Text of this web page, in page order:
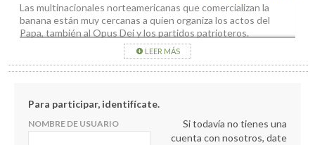
Las multinacionales norteamericanas que comercializan la
banana están muy cercanas a quien organiza los actos del
Papa, también al Opus Dei y los partidos patrioteros.
Clarito como agua de galería…mLEER MÁS
Para participar, identifícate.
NOMBRE DE USUARIO
Si todavía no tienes una
cuenta con nosotros, date